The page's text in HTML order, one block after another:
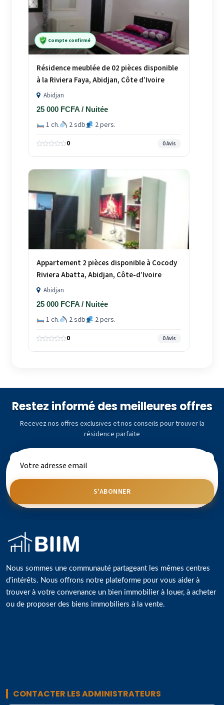
Compte confirmé
Résidence meublée de 02 pièces disponible
à la Riviera Faya, Abidjan, Côte d’Ivoire
Abidjan
25 000 FCFA / Nuitée
1 ch. 2 sdb 2 pers.
0 0 Avis
Appartement 2 pièces disponible à Cocody
Riviera Abatta, Abidjan, Côte-d’Ivoire
Abidjan
25 000 FCFA / Nuitée
1 ch. 2 sdb 2 pers.
0 0 Avis
Restez informé des meilleures offres
Recevez nos offres exclusives et nos conseils pour trouver la
résidence parfaite
S'ABONNER
Nous sommes une communauté partageant les mêmes centres
d’intérêts. Nous offrons notre plateforme pour vous aider à
trouver à votre convenance un bien immobilier à louer, à acheter
ou de proposer des biens immobiliers à la vente.
CONTACTER LES ADMINISTRATEURS